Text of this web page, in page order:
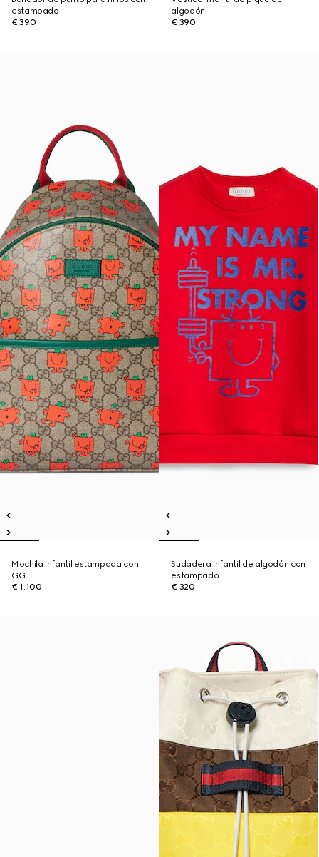
estampado
€ 390
algodón
€ 390
Mochila infantil estampada con
GG
€ 1.100
Sudadera infantil de algodón con
estampado
€ 320